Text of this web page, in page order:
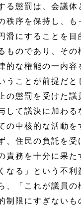
る懲罰は、会議体
秩序を保持し、も
滑にすることを目
ものであり、その
的な権能の一内容
うことが前提だと
の懲罰を受けた議
して議決に加わる
の中核的な活動を
、住民の負託を受
責務を十分に果た
なる」という不利
、「これが議員の
制限にすぎないも